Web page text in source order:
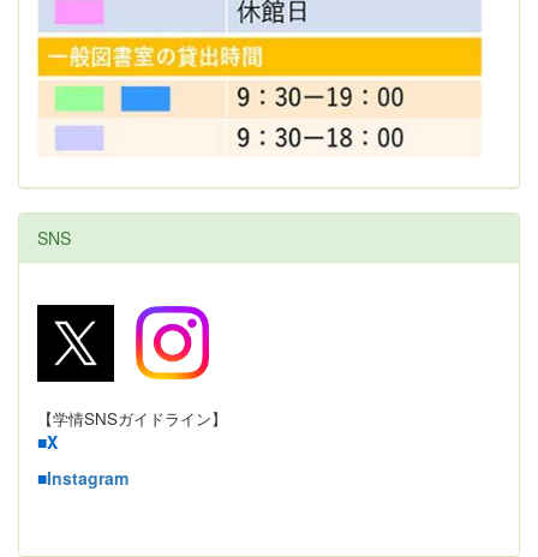
SNS
【学情SNSガイドライン】
■X
■Instagram